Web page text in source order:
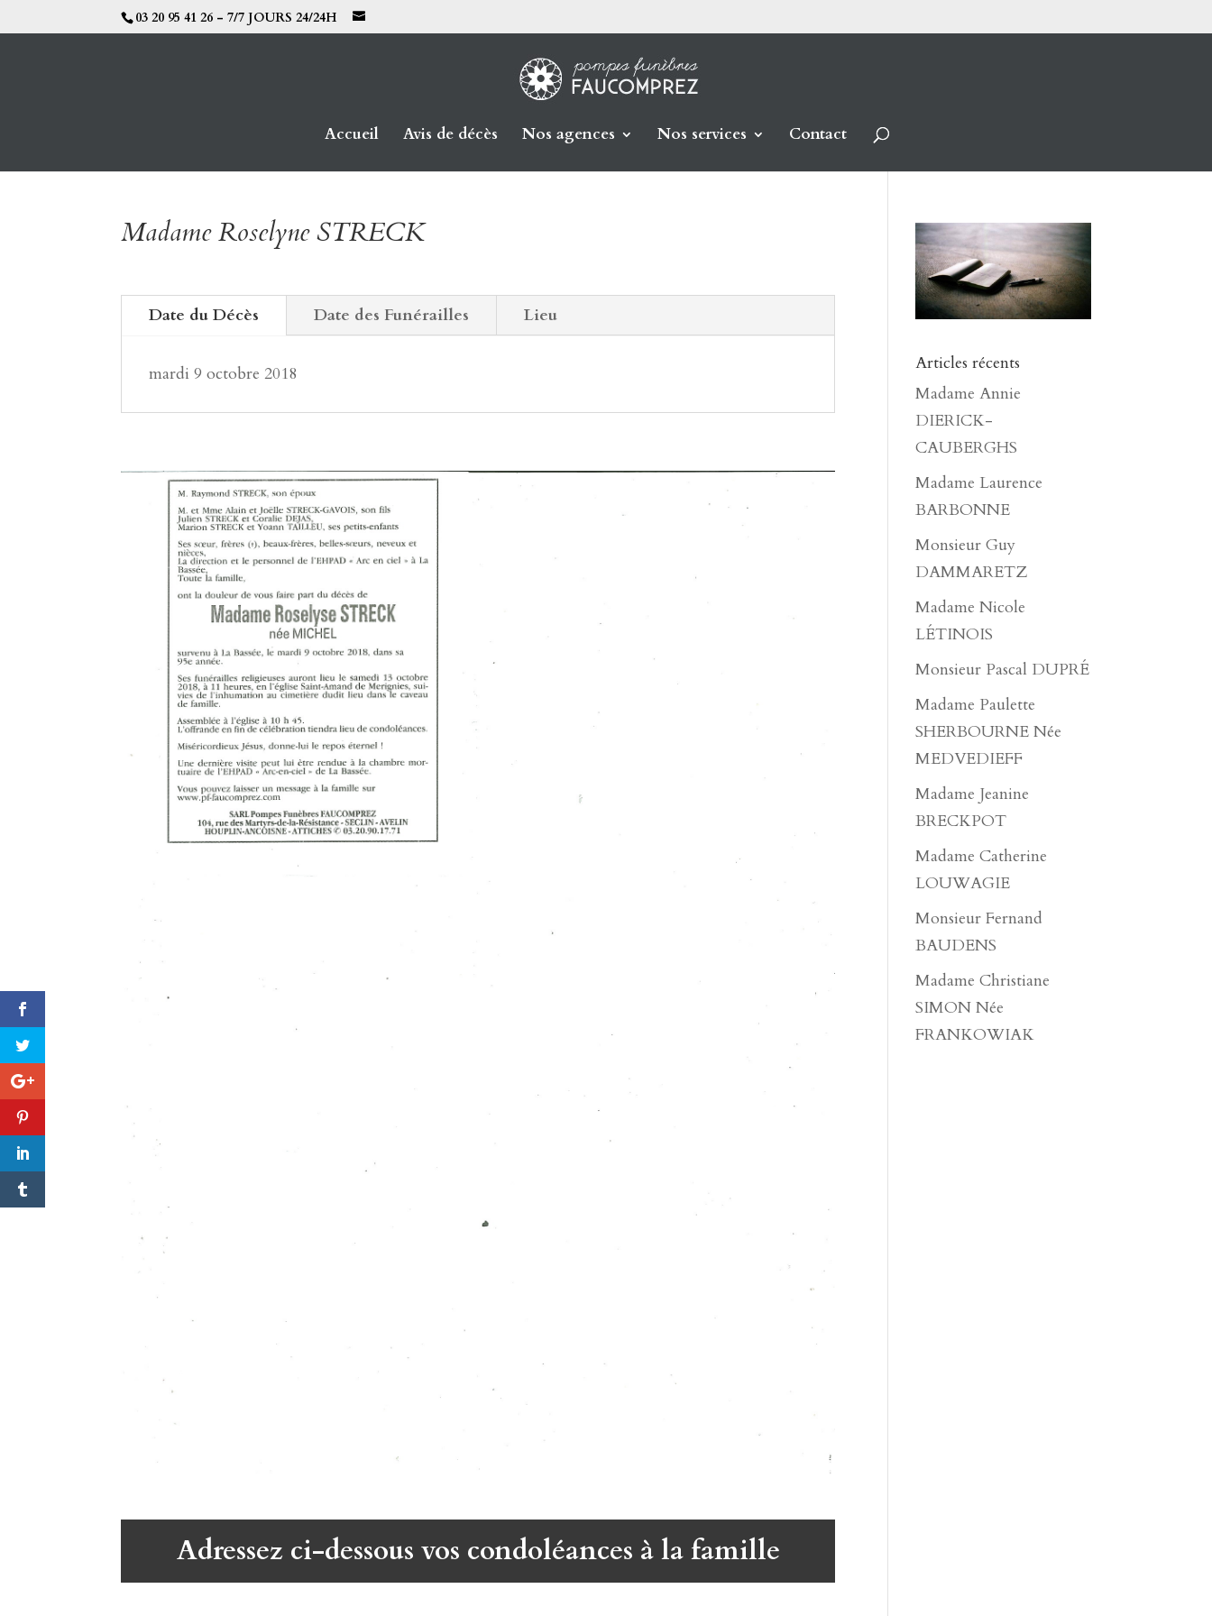
03 20 95 41 26 - 7/7 JOURS 24/24H
Accueil Avis de décès Nos agences Nos services Contact
Madame Roselyne STRECK
Date du Décès Date des Funérailles Lieu
mardi 9 octobre 2018
Adressez ci-dessous vos condoléances à la famille
Articles récents
Madame Annie
DIERICK-
CAUBERGHS
Madame Laurence
BARBONNE
Monsieur Guy
DAMMARETZ
Madame Nicole
LÉTINOIS
Monsieur Pascal DUPRÉ
Madame Paulette
SHERBOURNE Née
MEDVEDIEFF
Madame Jeanine
BRECKPOT
Madame Catherine
LOUWAGIE
Monsieur Fernand
BAUDENS
Madame Christiane
SIMON Née
FRANKOWIAK